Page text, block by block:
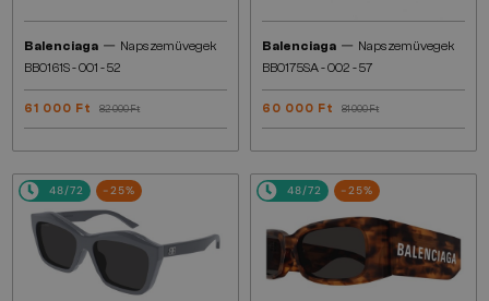
Balenciaga — Napszemüvegek
BB0161S - 001 - 52
61 000 Ft 82 000 Ft
Balenciaga — Napszemüvegek
BB0175SA - 002 - 57
60 000 Ft 81 000 Ft
48/72 -25% 48/72 -25%